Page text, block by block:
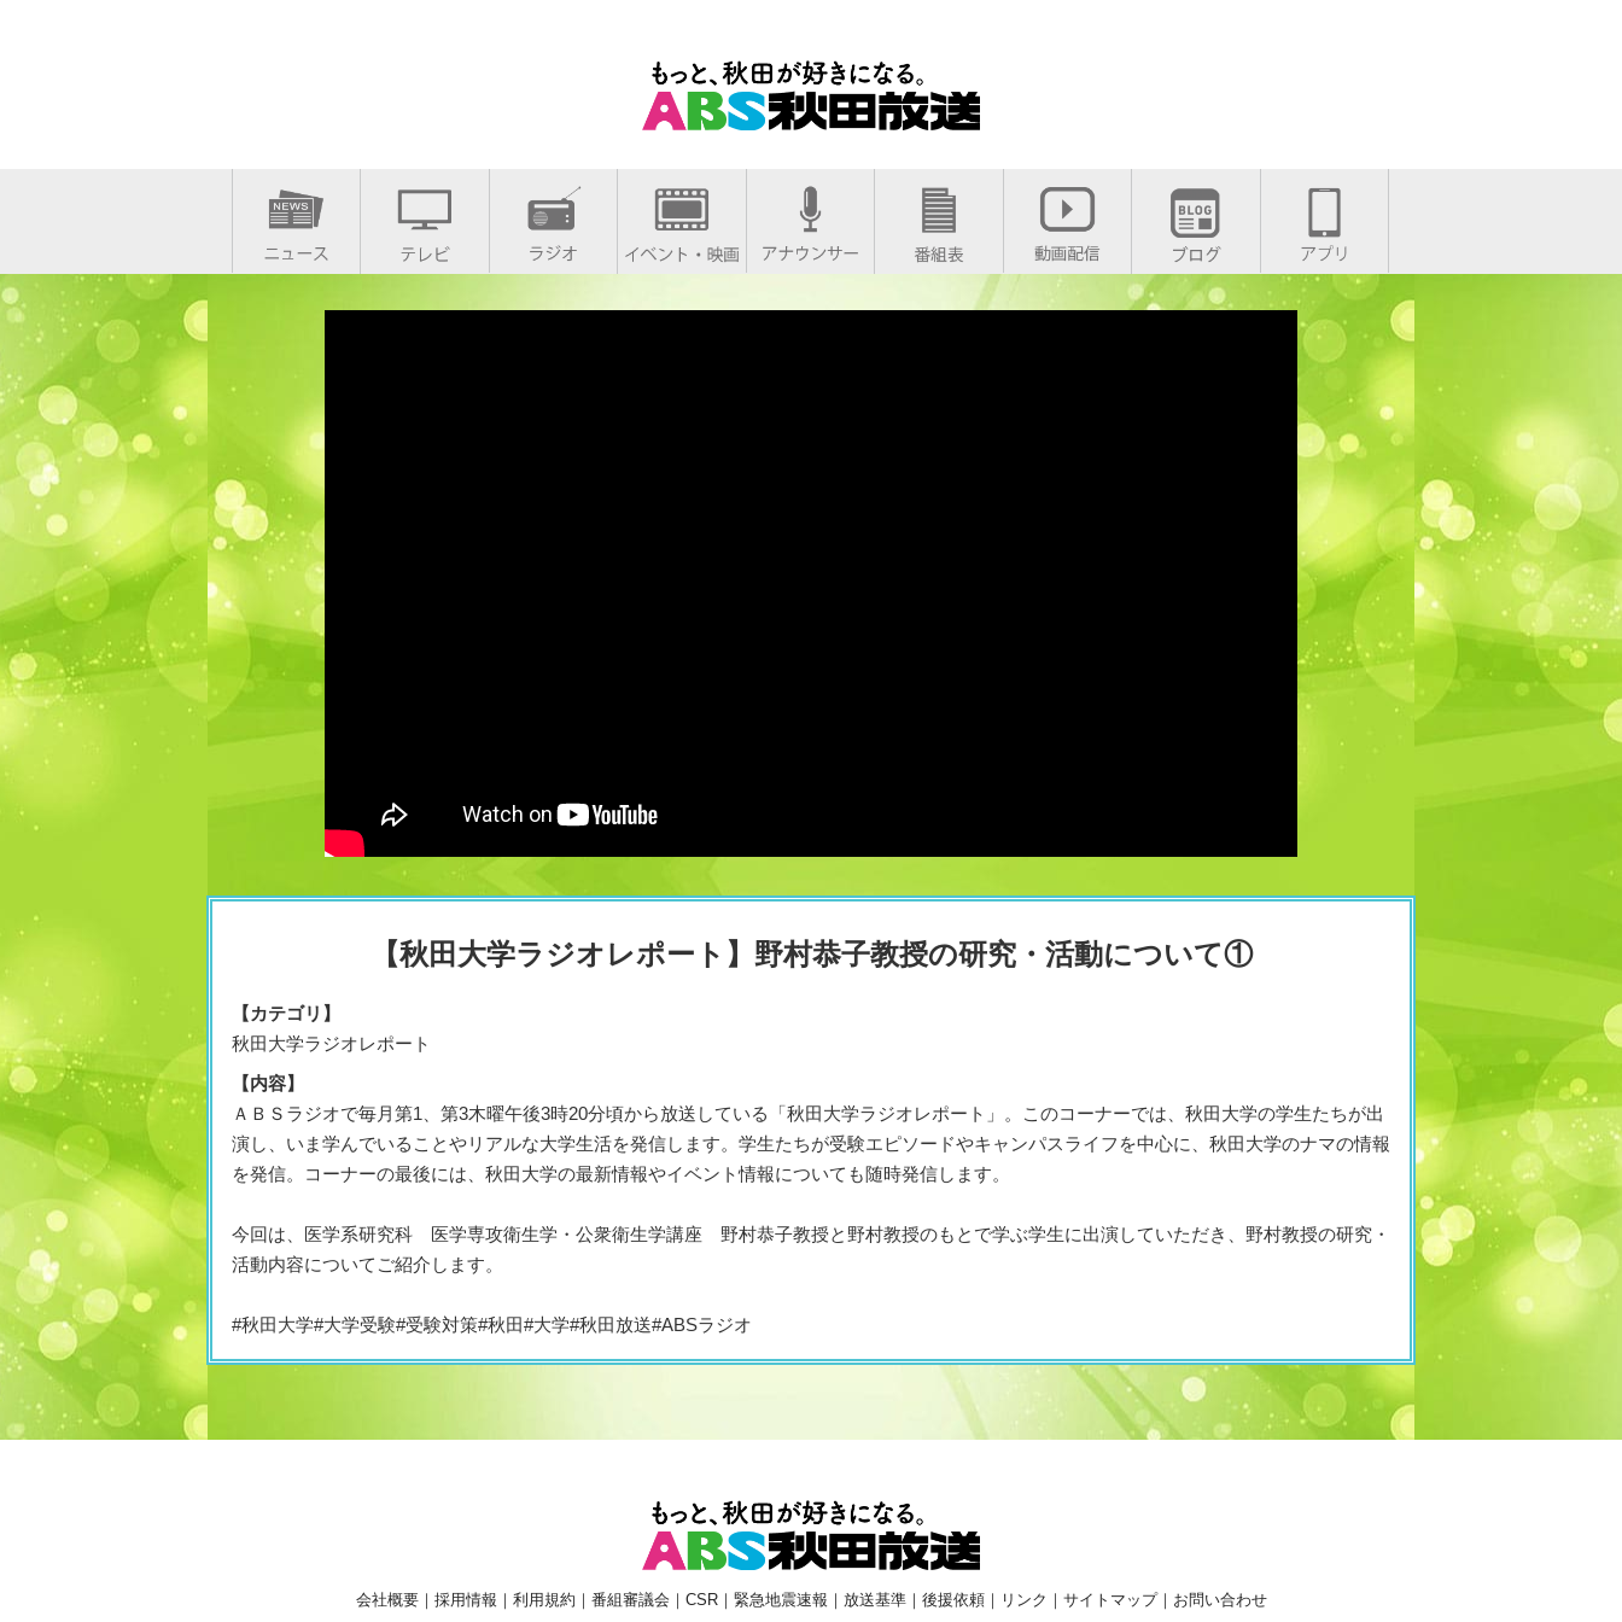
【秋田大学ラジオレポート】野村恭子教授の研究・活動について①
【カテゴリ】
秋田大学ラジオレポート
【内容】
ＡＢＳラジオで毎月第1、第3木曜午後3時20分頃から放送している「秋田大学ラジオレポート」。このコーナーでは、秋田大学の学生たちが出
演し、いま学んでいることやリアルな大学生活を発信します。学生たちが受験エピソードやキャンパスライフを中心に、秋田大学のナマの情報
を発信。コーナーの最後には、秋田大学の最新情報やイベント情報についても随時発信します。
今回は、医学系研究科 医学専攻衛生学・公衆衛生学講座 野村恭子教授と野村教授のもとで学ぶ学生に出演していただき、野村教授の研究・
活動内容についてご紹介します。
#秋田大学#大学受験#受験対策#秋田#大学#秋田放送#ABSラジオ
会社概要｜ 採用情報 ｜ 利用規約 ｜ 番組審議会 ｜ CSR｜ 緊急地震速報 ｜ 放送基準｜ 後援依頼｜ リンク ｜ サイトマップ｜ お問い合わせ